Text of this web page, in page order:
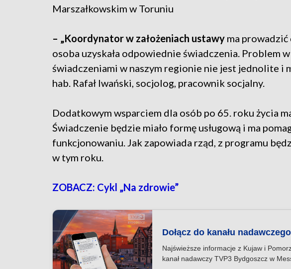
Marszałkowskim w Toruniu
– „Koordynator w założeniach ustawy ma
osoba uzyskała odpowiednie świadczenia. Problem
świadczeniami w naszym regionie nie jest jednolite i
hab. Rafał Iwański, socjolog, pracownik socjalny.
Dodatkowym wsparciem dla osób po 65. roku życia
Świadczenie będzie miało formę usługową i ma
funkcjonowaniu. Jak zapowiada rząd, z programu
w tym roku.
ZOBACZ: Cykl „Na zdrowie”
Dołącz do kanału
Najświeższe informacje z Kujaw i
kanał nadawczy TVP3 Bydgoszcz w